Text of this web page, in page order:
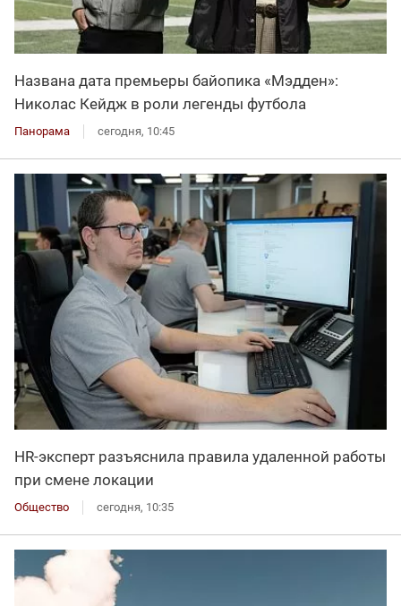
Названа дата премьеры байопика «Мэдден»:
Николас Кейдж в роли легенды футбола
Панорама сегодня, 10:45
HR-эксперт разъяснила правила удаленной работы
при смене локации
Общество сегодня, 10:35